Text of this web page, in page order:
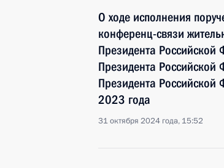
О ходе исполнения
конференц-связи
Президента Российской
Президента
Президента
2023 года
31 октября 2024 года, 15:52